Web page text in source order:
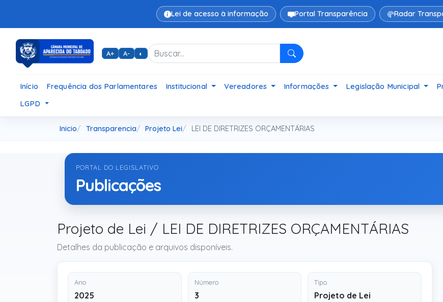
Lei de acesso à informação Portal Transparência Radar
A+ A- ◐
Pesquisar
Início Frequência dos Parlamentares Institucional Vereadores Informações Legislação Municipal
LGPD
Inicio Transparencia Projeto Lei LEI DE DIRETRIZES ORÇAMENTÁRIAS
PORTAL DO LEGISLATIVO
Publicações
Projeto de Lei / LEI DE DIRETRIZES ORÇAMENTÁRIAS
Detalhes da publicação e arquivos disponíveis.
Ano
2025
Número
3
Tipo
Projeto de Lei